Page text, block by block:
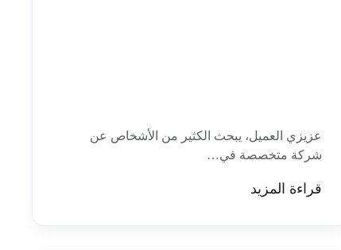
عزيزي العميل، يبحث الكثير من الأشخاص عن
شركة متخصصة في…
قراءة المزيد